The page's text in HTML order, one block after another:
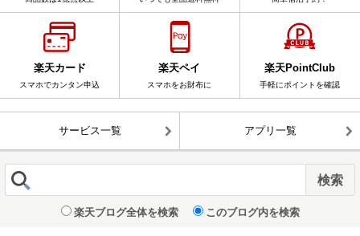
楽天カード
スマホでカンタン申込
楽天ペイ
スマホをお財布に
楽天PointClub
手軽にポイントを確認
サービス一覧 アプリ一覧
楽天ブログ全体を検索 このブログ内を検索